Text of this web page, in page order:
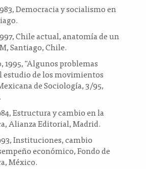
Democracia y socialismo en
Chile actual, anatomía de un
Santiago, Chile.
1995, "Algunos problemas
estudio de los movimientos
de Sociología, 3/95,
Estructura y cambio en la
Alianza Editorial, Madrid.
Instituciones, cambio
económico, Fondo de
México.